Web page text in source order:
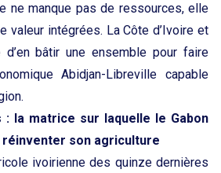
ne manque pas de ressources, elle
valeur intégrées. La Côte d’Ivoire et
bâtir une ensemble pour faire
Abidjan-Libreville capable
la matrice sur laquelle le Gabon
réinventer son agriculture
ivoirienne des quinze dernières